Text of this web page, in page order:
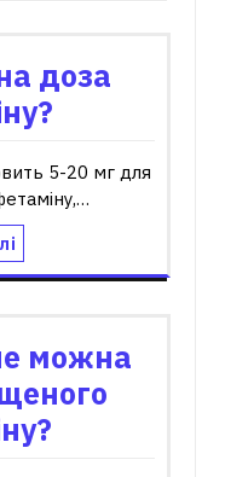
доза
5-20 мг для
можна